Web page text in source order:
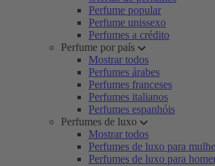
Perfume popular
Perfume unissexo
Perfumes a crédito
Perfume por país
Mostrar todos
Perfumes árabes
Perfumes franceses
Perfumes italianos
Perfumes espanhóis
Perfumes de luxo
Mostrar todos
Perfumes de luxo para
Perfumes de luxo para